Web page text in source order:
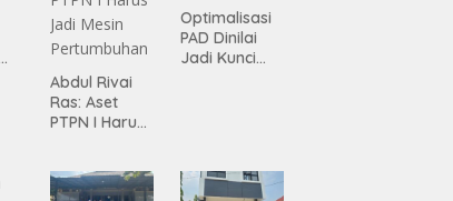
Abdul Rivai
Ras: Aset
PTPN I Harus
Optimalisasi
PAD Dinilai
Jadi Kunci